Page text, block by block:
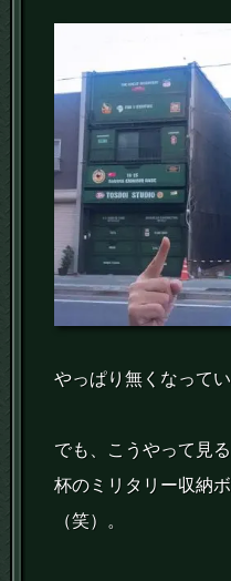
やっぱり無くなって
でも、こうやって見
杯のミリタリー収納
（笑）。